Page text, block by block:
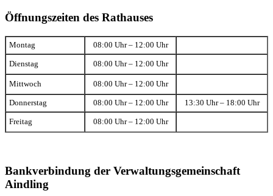
Öffnungszeiten des Rathauses
Montag 08:00 Uhr – 12:00 Uhr
Dienstag 08:00 Uhr – 12:00 Uhr
Mittwoch 08:00 Uhr – 12:00 Uhr
Donnerstag 08:00 Uhr – 12:00 Uhr 13:30 Uhr – 18:00 Uhr
Freitag 08:00 Uhr – 12:00 Uhr
Bankverbindung der Verwaltungsgemeinschaft
Aindling